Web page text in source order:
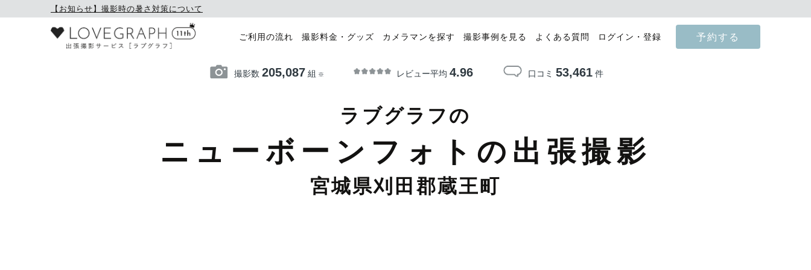
【お知らせ】撮影時の暑さ対策について
ご利用の流れ 撮影料金・グッズ カメラマンを探す 撮影事例を見る よくある質問 ログイン・登録 予約する
撮影数 205,087 組 ※ レビュー平均 4.96 口コミ 53,461件
ラブグラフの
ニューボーンフォトの出張撮影
宮城県刈田郡蔵王町